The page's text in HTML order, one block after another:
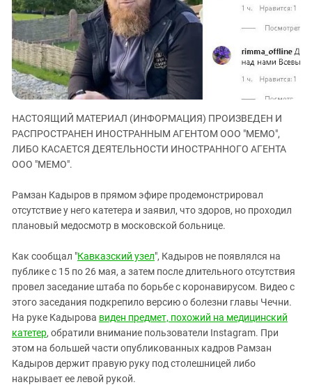
ЗАСТАВЛЯЕТ
КАВКАЗ ЗА ПАЛЕСТИНУ
ИНАКОМЫСЛИЕ В ЧЕЧНЕ
ПРЕСЛЕДОВАНИЕ АКТИВИСТОВ
МОБИЛИЗАЦИЯ И ПРОТЕСТЫ
Дагестан
Ингушетия
Кабардино-Балкария
Калмыкия
Карачаево-Черкесия
Краснодарский край
Российская Федерация
Северная Осетия - Алания
СКФО
Чечня
Южная Осетия
Южный Кавказ
ЮФО
НАСТОЯЩИЙ МАТЕРИАЛ (ИНФОРМАЦИЯ) ПРОИЗВЕДЕН И
РАСПРОСТРАНЕН ИНОСТРАННЫМ АГЕНТОМ ООО "МЕМО",
ЛИБО КАСАЕТСЯ ДЕЯТЕЛЬНОСТИ ИНОСТРАННОГО АГЕНТА
ООО "МЕМО".
Рамзан Кадыров в прямом эфире продемонстрировал
отсутствие у него катетера и заявил, что здоров, но проходил
плановый медосмотр в московской больнице.
Как сообщал "Кавказский узел", Кадыров не появлялся на
публике с 15 по 26 мая, а затем после длительного отсутствия
провел заседание штаба по борьбе с коронавирусом. Видео с
этого заседания подкрепило версию о болезни главы Чечни.
На руке Кадырова виден предмет, похожий на медицинский
катетер, обратили внимание пользователи Instagram. При
этом на большей части опубликованных кадров Рамзан
Кадыров держит правую руку под столешницей либо
накрывает ее левой рукой.